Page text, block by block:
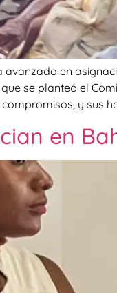
avanzado en
se planteó el
y sus
en